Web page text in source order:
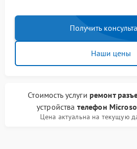
Получить
Наши цены
Стоимость услуги ремонт
устройства телефон
Цена актуальна на текущую